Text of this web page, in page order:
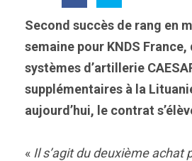
Second succès de rang en
semaine pour KNDS
systèmes d’artillerie
supplémentaires à la
aujourd’hui, le contrat
« Il s’agit du deuxième achat